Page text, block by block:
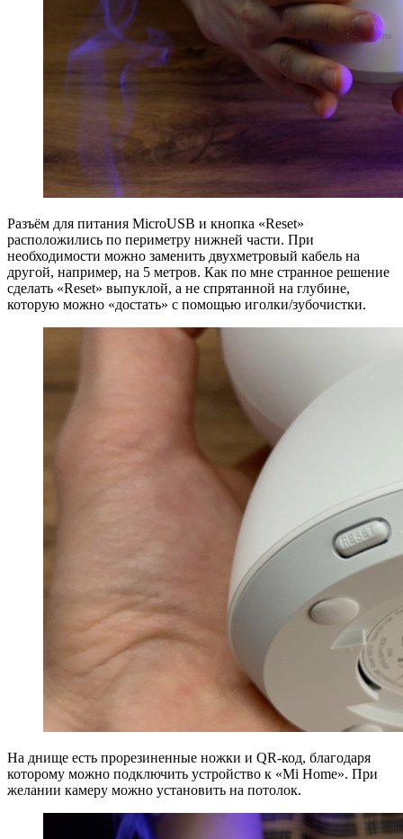
Разъём для питания MicroUSB и кнопка «Reset»
расположились по периметру нижней части. При
необходимости можно заменить двухметровый кабель на
другой, например, на 5 метров. Как по мне странное решение
сделать «Reset» выпуклой, а не спрятанной на глубине,
которую можно «достать» с помощью иголки/зубочистки.
На днище есть прорезиненные ножки и QR-код, благодаря
которому можно подключить устройство к «Mi Home». При
желании камеру можно установить на потолок.